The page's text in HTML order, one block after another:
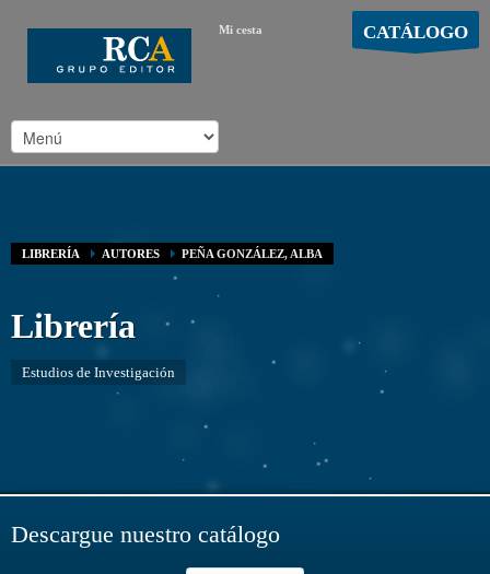
Mi cesta CATÁLOGO
LIBRERÍA AUTORES PEÑA GONZÁLEZ, ALBA
Librería
Estudios de Investigación
Descargue nuestro catálogo